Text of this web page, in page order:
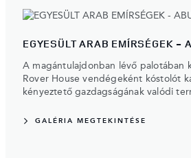
EGYESÜLT ARAB EMÍRSÉGEK -
A magántulajdonban lévő palotában
Rover House vendégeként kóstolót
kényeztető gazdagságának valódi
GALÉRIA MEGTEKINTÉSE